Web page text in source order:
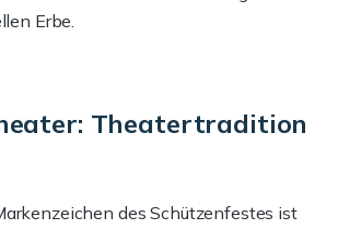
Erbe.
Theatertradition
des Schützenfestes ist